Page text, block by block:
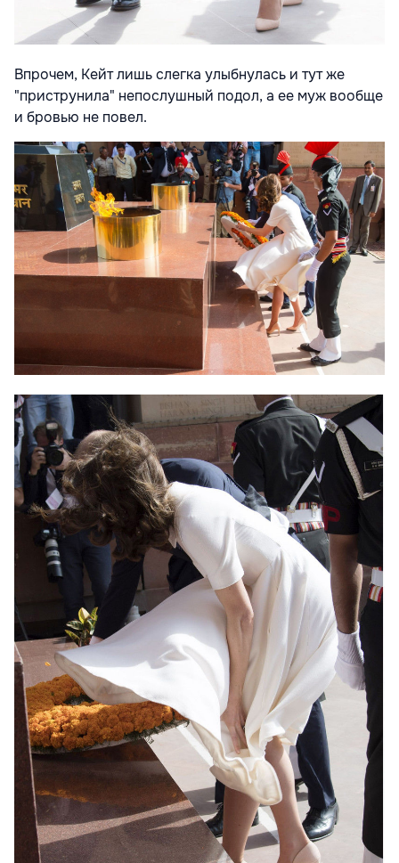
Впрочем, Кейт лишь слегка улыбнулась и тут же
"приструнила" непослушный подол, а ее муж вообще
и бровью не повел.